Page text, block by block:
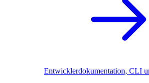
Entwicklerdokumentation, CLI